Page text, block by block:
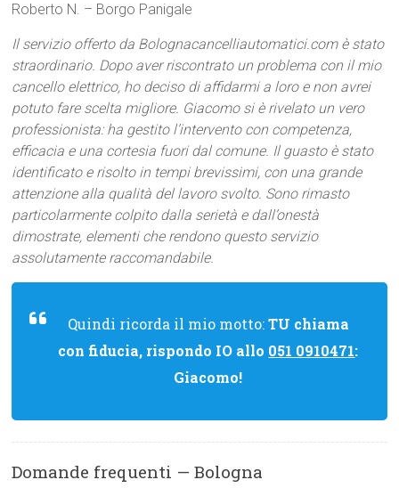
Roberto N. – Borgo Panigale
Il servizio offerto da Bolognacancelliautomatici.com è stato
straordinario. Dopo aver riscontrato un problema con il mio
cancello elettrico, ho deciso di affidarmi a loro e non avrei
potuto fare scelta migliore. Giacomo si è rivelato un vero
professionista: ha gestito l’intervento con competenza,
efficacia e una cortesia fuori dal comune. Il guasto è stato
identificato e risolto in tempi brevissimi, con una grande
attenzione alla qualità del lavoro svolto. Sono rimasto
particolarmente colpito dalla serietà e dall’onestà
dimostrate, elementi che rendono questo servizio
assolutamente raccomandabile.
Quindi ricorda il mio motto:TU chiama
con fiducia, rispondo IO allo 051 0910471:
Giacomo!
Domande frequenti — Bologna